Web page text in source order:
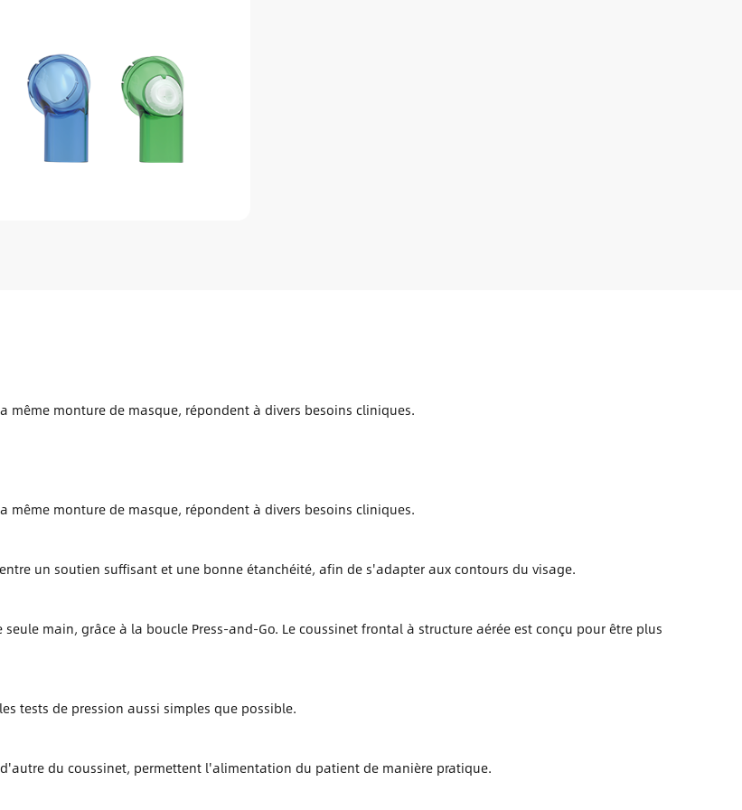
même monture de masque, répondent à divers besoins cliniques.
même monture de masque, répondent à divers besoins cliniques.
un soutien suffisant et une bonne étanchéité, afin de s'adapter aux contours du visage.
main, grâce à la boucle Press-and-Go. Le coussinet frontal à structure aérée est conçu pour être plus
tests de pression aussi simples que possible.
du coussinet, permettent l'alimentation du patient de manière pratique.